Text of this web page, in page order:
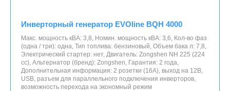
Инверторный генератор EVOline BQH 4000
Макс. мощность кВА: 3,8, Номин. мощность кВА: 3,6, Кол-во фаз
(одна / три): одна, Тип топлива: бензиновый, Объем бака л: 7,8,
Электрический стартер: нет, Двигатель: Zongshen NH 225 (224
cc), Альтернатор (бренд): Zongshen, Гарантия: 2 года,
Дополнительная информация: 2 розетки (16A), выход на 12В,
USB, разъем для параллельного подключения инверторов,
возможность перехода на экономный режим